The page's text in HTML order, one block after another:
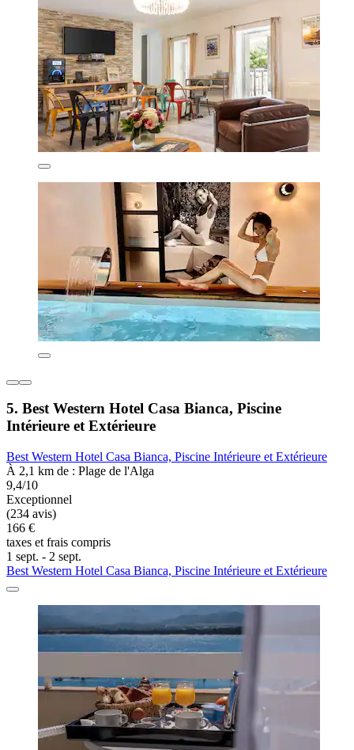
5. Best Western Hotel Casa Bianca, Piscine
Intérieure et Extérieure
Best Western Hotel Casa Bianca, Piscine Intérieure et Extérieure
À 2,1 km de : Plage de l'Alga
9,4/10
Exceptionnel
(234 avis)
166 €
taxes et frais compris
1 sept. - 2 sept.
Best Western Hotel Casa Bianca, Piscine Intérieure et Extérieure